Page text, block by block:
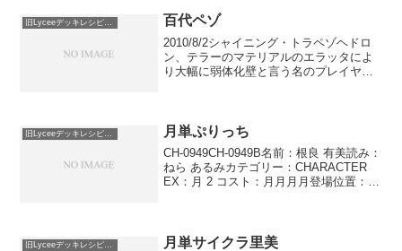
旧Lyceeデッキレシピ保管庫 百代ペゾ
2010/8/2シャイニング・トラペゾヘドロ
ン、テラーのマテリアルのエラッタによ
り大幅に弱体化壁と言う名のプレイヤー
旧Lyceeデッキレシピ保管庫 月単ぷりっち
CH-0949CH-0949B名前：根良 有美読み：
ねら あるみカテゴリー：CHARACTER
EX：月 2 コスト：月月月月登場位置：●
月単サイクラ里美